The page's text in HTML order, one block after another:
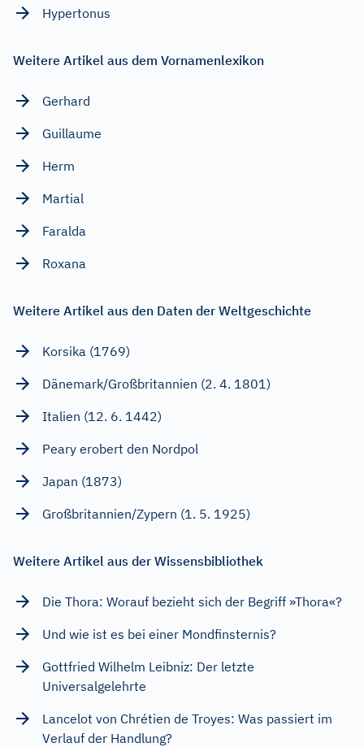
Hypertonus
Weitere Artikel aus dem Vornamenlexikon
Gerhard
Guillaume
Herm
Martial
Faralda
Roxana
Weitere Artikel aus den Daten der Weltgeschichte
Korsika (1769)
Dänemark/Großbritannien (2. 4. 1801)
Italien (12. 6. 1442)
Peary erobert den Nordpol
Japan (1873)
Großbritannien/Zypern (1. 5. 1925)
Weitere Artikel aus der Wissensbibliothek
Die Thora: Worauf bezieht sich der Begriff »Thora«?
Und wie ist es bei einer Mondfinsternis?
Gottfried Wilhelm Leibniz: Der letzte
Universalgelehrte
Lancelot von Chrétien de Troyes: Was passiert im
Verlauf der Handlung?